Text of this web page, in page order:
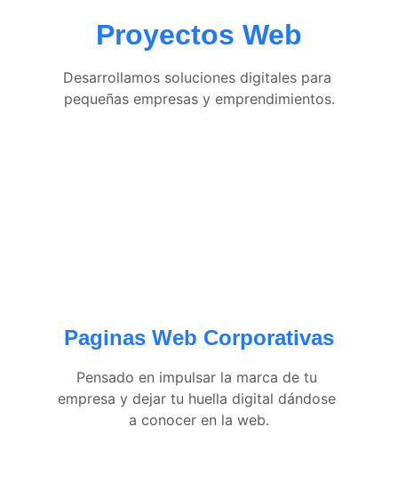
Proyectos Web
Desarrollamos soluciones digitales para
pequeñas empresas y emprendimientos.
Paginas Web Corporativas
Pensado en impulsar la marca de tu
empresa y dejar tu huella digital dándose
a conocer en la web.